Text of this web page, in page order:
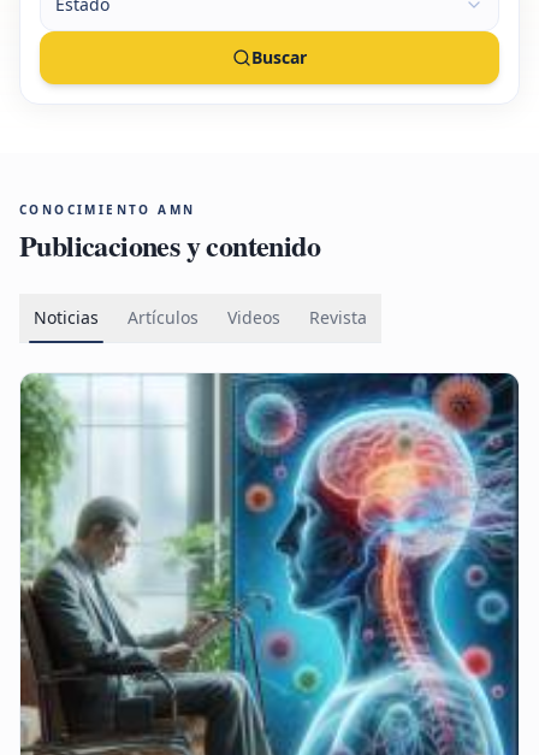
Buscar
CONOCIMIENTO AMN
Publicaciones y contenido
Noticias Artículos Videos Revista